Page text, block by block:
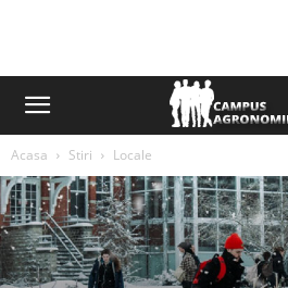
Acasa Stiri Locale